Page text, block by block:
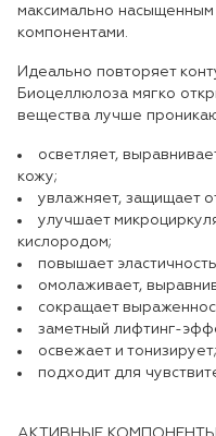
максимально насыщенным
компонентами.
Идеально повторяет
Биоцеллюлоза мягко
вещества лучше
осветляет,
кожу;
увлажняет, защищает
улучшает
кислородом;
повышает
омолаживает,
сокращает
заметный лифтинг-
освежает и тонизирует;
подходит для